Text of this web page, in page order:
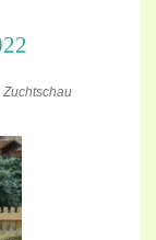
Zuchtschau